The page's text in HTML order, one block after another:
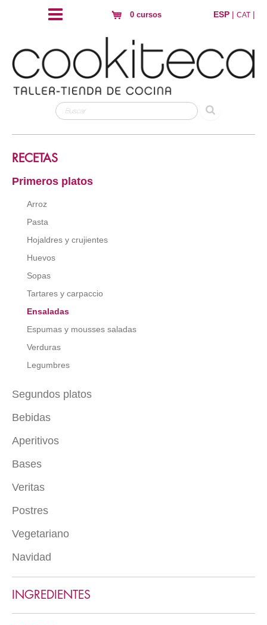
0 cursos ESP | CAT |
RECETAS
Primeros platos
Arroz
Pasta
Hojaldres y crujientes
Huevos
Sopas
Tartares y carpaccio
Ensaladas
Espumas y mousses saladas
Verduras
Legumbres
Segundos platos
Carne
Pescado
Pizza
Proteínas vegetales
Tartas saladas y creppes
Bebidas
Con alcohol
Aperitivos
De cuchara
De brocheta
De vaso
Bases
Salsas saladas
Veritas
Entrantes veritas
Ensaladas veritas
Postres
Pasteles, tartas y cupcakes
Postres en vaso
Vegetariano
Varios vegetarianos
Navidad
Menú clásico
INGREDIENTES